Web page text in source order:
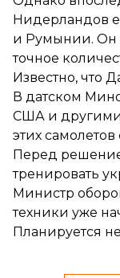
Нидерландов
и Румынии. Он
точное
Известно, что
В датском
США и другими
этих
Перед
тренировать
Министр
техники уже
Планируется